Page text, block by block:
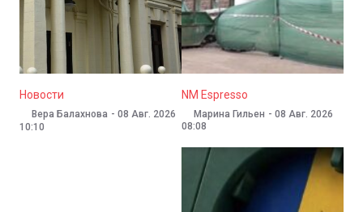
Новости
Вера Балахнова - 08 Авг. 2026
10:10
NM Espresso
Марина Гильен - 08 Авг. 2026
08:08